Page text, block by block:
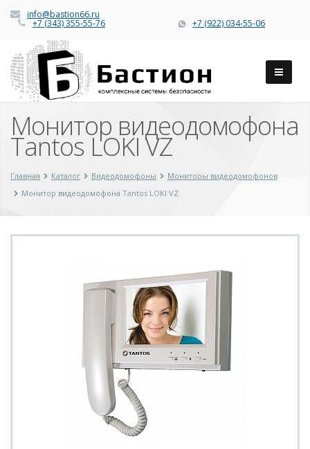
info@bastion66.ru
+7 (343) 355-55-76 +7 (922) 034-55-06
Монитор видеодомофона
Tantos LOKI VZ
Главная Каталог Видеодомофоны
Мониторы видеодомофонов
Монитор видеодомофона Tantos LOKI VZ